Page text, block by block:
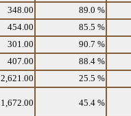
348.00 89.0 %
454.00 85.5 %
301.00 90.7 %
407.00 88.4 %
2,621.00 25.5 %
1,672.00 45.4 %